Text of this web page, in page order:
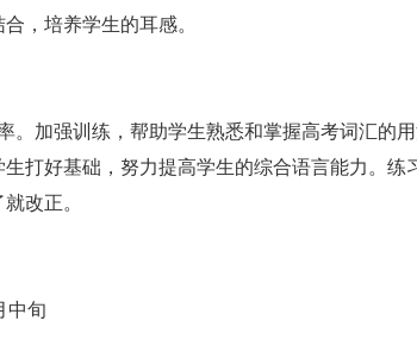
，培养学生的耳感。
。加强训练，帮助学生熟悉和掌握高考词汇的
打好基础，努力提高学生的综合语言能力。练
改正。
中旬